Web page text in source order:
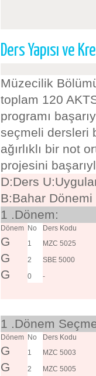
Ders Yapısı ve
Müzecilik
toplam 120
programı
seçmeli dersleri
ağırlıklı bir not
projesini
D:Ders
B:Bahar
1 .Dönem:
Dönem No Ders Kodu
G 1 MZC 5025
G 2 SBE 5000
G 0 -
1 .Dönem
Dönem No Ders Kodu
G 1 MZC 5003
G 2 MZC 5005